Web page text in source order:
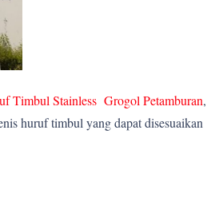
Timbul Stainless Grogol Petamburan,
huruf timbul yang dapat disesuaikan